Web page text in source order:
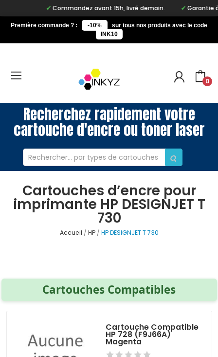
Commandez avant 15h, livré demain. Garantie à
Première commande ? : -10%
sur tous nos produits avec le code
INK10
0
Recherchez rapidement votre
cartouche d'encre ou toner laser
Cartouches d’encre pour
imprimante HP DESIGNJET T
730
Accueil HP HP DESIGNJET T 730
Cartouches Compatibles
Cartouche Compatible
HP 728 (F9J66A)
Magenta